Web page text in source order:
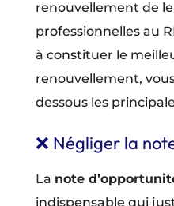
renouvellement de
professionnelles au
à constituer le
renouvellement,
dessous les
❌ Négliger la
La note
indispensable qui